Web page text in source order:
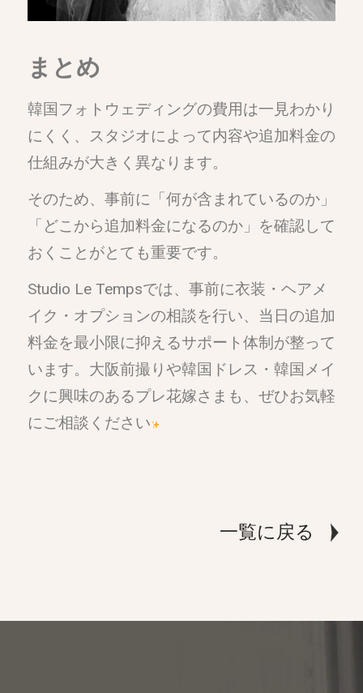
まとめ
韓国フォトウェディングの費用は一見わかり
にくく、スタジオによって内容や追加料金の
仕組みが大きく異なります。
そのため、事前に「何が含まれているのか」
「どこから追加料金になるのか」を確認して
おくことがとても重要です。
Studio Le Tempsでは、事前に衣装・ヘアメ
イク・オプションの相談を行い、当日の追加
料金を最小限に抑えるサポート体制が整って
います。大阪前撮りや韓国ドレス・韓国メイ
クに興味のあるプレ花嫁さまも、ぜひお気軽
にご相談ください
一覧に戻る